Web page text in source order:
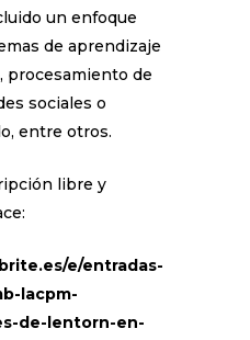
un enfoque
de aprendizaje
procesamiento de
sociales o
entre otros.
libre y
e/entradas-
lacpm-
de-lentorn-en-